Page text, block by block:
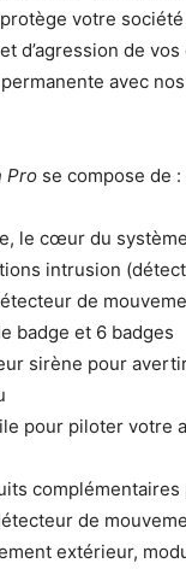
votre
d’agression de
avec
Pro se compose de :
le cœur du
intrusion
de
badge et 6 badges
sirène pour
pour piloter votre
complémentaires
de
extérieur,